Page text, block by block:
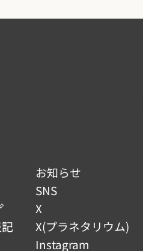
お知らせ
SNS
X
X(プラネタリウム)
Instagram